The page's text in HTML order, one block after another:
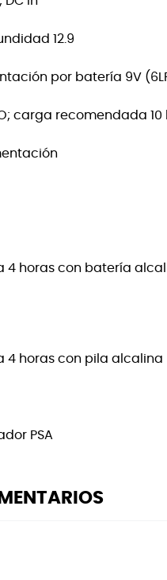
12.9
por batería 9V
carga recomendada 10
4 horas con batería
4 horas con pila alcalina
PSA